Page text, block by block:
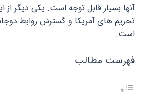
آنها بسیار قابل توجه است. یکی دیگر از
تحریم های آمریکا و گسترش روابط
است.
فهرست مطالب